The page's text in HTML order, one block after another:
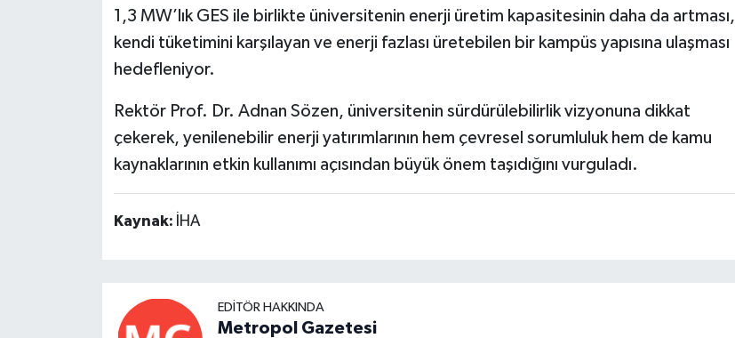
1,3 MW’lık GES ile birlikte üniversitenin enerji üretim kapasitesinin daha da artması,
kendi tüketimini karşılayan ve enerji fazlası üretebilen bir kampüs yapısına ulaşması
hedefleniyor.
Rektör Prof. Dr. Adnan Sözen, üniversitenin sürdürülebilirlik vizyonuna dikkat
çekerek, yenilenebilir enerji yatırımlarının hem çevresel sorumluluk hem de kamu
kaynaklarının etkin kullanımı açısından büyük önem taşıdığını vurguladı.
Kaynak: İHA
EDITÖR HAKKINDA
Metropol Gazetesi